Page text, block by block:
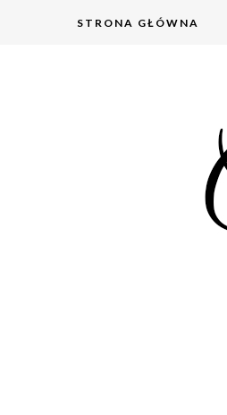
STRONA GŁÓWNA